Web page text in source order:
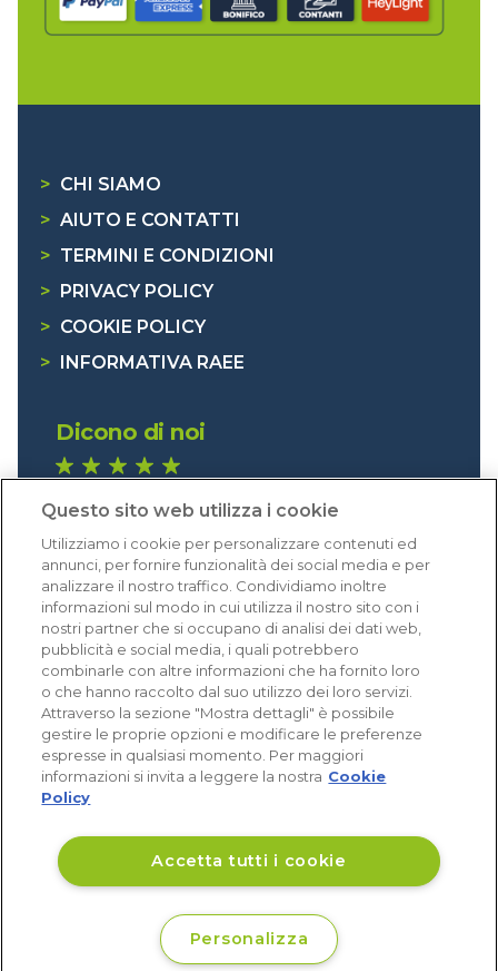
> CHI SIAMO
> AIUTO E CONTATTI
> TERMINI E CONDIZIONI
>
PRIVACY POLICY
> COOKIE POLICY
>
INFORMATIVA RAEE
Dicono di noi
Eccellente (4,8)
Acquisti verificati
Non disponibile
Questo sito web utilizza i cookie
Utilizziamo i cookie per personalizzare contenuti ed
annunci, per fornire funzionalità dei social media e per
analizzare il nostro traffico. Condividiamo inoltre
informazioni sul modo in cui utilizza il nostro sito con i
nostri partner che si occupano di analisi dei dati web,
pubblicità e social media, i quali potrebbero
combinarle con altre informazioni che ha fornito loro
o che hanno raccolto dal suo utilizzo dei loro servizi.
Attraverso la sezione "Mostra dettagli" è possibile
gestire le proprie opzioni e modificare le preferenze
espresse in qualsiasi momento. Per maggiori
informazioni si invita a leggere la nostra Cookie
Policy
Accetta tutti i cookie
Personalizza